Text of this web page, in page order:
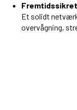
​Et solidt
overvågning,